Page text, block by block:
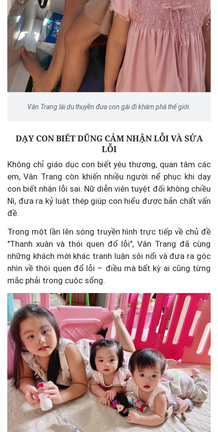
Vân Trang lái du thuyền đưa con gái đi khám phá thế giới.
DẠY CON BIẾT DŨNG CẢM NHẬN LỖI VÀ SỬA
LỖI
Không chỉ giáo dục con biết yêu thương, quan tâm các
em, Vân Trang còn khiến nhiều người nể phục khi dạy
con biết nhận lỗi sai. Nữ diễn viên tuyệt đối không chiều
Nì, đưa ra kỷ luật thép giúp con hiểu được bản chất vấn
đề.
Trong một lần lên sóng truyền hình trực tiếp về chủ đề
"Thanh xuân và thói quen đổ lỗi", Vân Trang đã cùng
những khách mời khác tranh luận sôi nổi và đưa ra góc
nhìn về thói quen đổ lỗi – điều mà bất kỳ ai cũng từng
mắc phải trong cuộc sống.